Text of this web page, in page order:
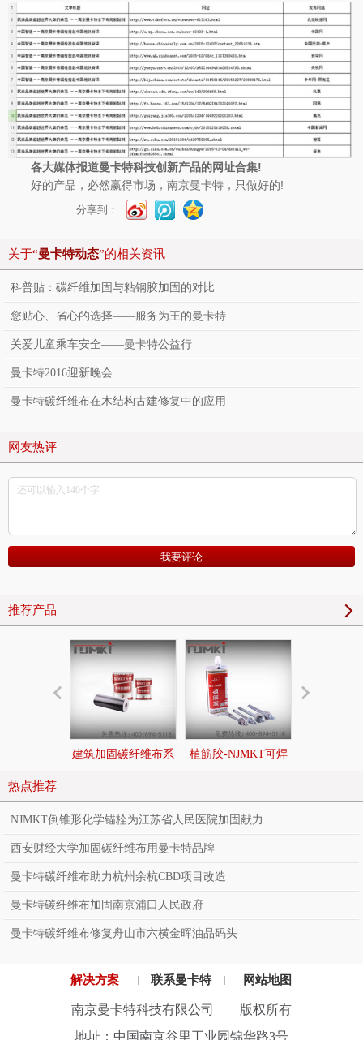
各大媒体报道曼卡特科技创新产品的网址合集!
好的产品，必然赢得市场，南京曼卡特，只做好的!
分享到：
关于“曼卡特动态”的相关资讯
科普贴：碳纤维加固与粘钢胶加固的对比
您贴心、省心的选择——服务为王的曼卡特
关爱儿童乘车安全——曼卡特公益行
曼卡特2016迎新晚会
曼卡特碳纤维布在木结构古建修复中的应用
网友热评
推荐产品
建筑加固碳纤维布系 植筋胶-NJMKT可焊
热点推荐
NJMKT倒锥形化学锚栓为江苏省人民医院加固献力
西安财经大学加固碳纤维布用曼卡特品牌
曼卡特碳纤维布助力杭州余杭CBD项目改造
曼卡特碳纤维布加固南京浦口人民政府
曼卡特碳纤维布修复舟山市六横金晖油品码头
解决方案 联系曼卡特 网站地图
南京曼卡特科技有限公司 版权所有
地址：中国南京谷里工业园锦华路3号